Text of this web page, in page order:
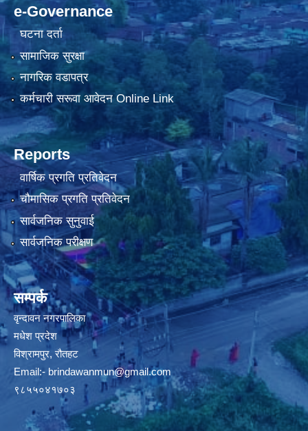
e-Governance
घटना दर्ता
सामाजिक सुरक्षा
नागरिक वडापत्र
कर्मचारी सरूवा आवेदन Online Link
Reports
वार्षिक प्रगति प्रतिवेदन
चौमासिक प्रगति प्रतिवेदन
सार्वजनिक सुनुवाई
सार्वजनिक परीक्षण
सम्पर्क
वृन्दावन नगरपालिका
मधेश प्रदेश
विश्रामपुर, रौतहट
Email:- brindawanmun@gmail.com
९८५५०४१७०३